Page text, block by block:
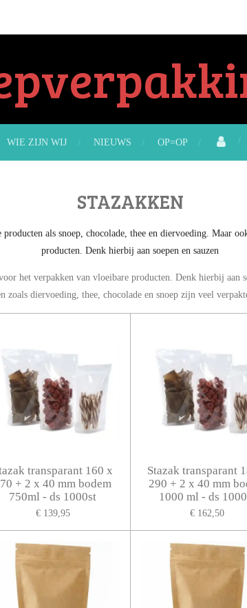
WIE ZIJN WIJ NIEUWS OP=OP
STAZAKKEN
als snoep, chocolade, thee en diervoeding. Maar
producten. Denk hierbij aan soepen en sauzen
het verpakken van vloeibare producten. Denk hierbij aan
zoals diervoeding, thee, chocolade en snoep zijn veel
transparant 160 x
+ 2 x 40 mm bodem
750ml - ds 1000st
€ 139,95
Stazak transparant
290 + 2 x 40 mm
1000 ml - ds
€ 162,50